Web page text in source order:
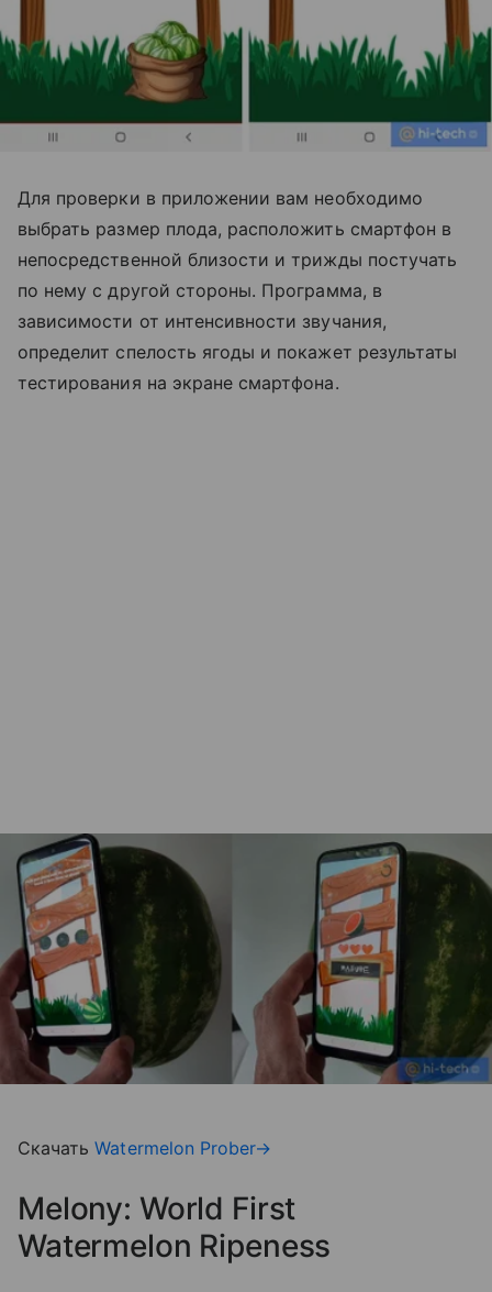
Для проверки в приложении вам необходимо
выбрать размер плода, расположить смартфон в
непосредственной близости и трижды постучать
по нему с другой стороны. Программа, в
зависимости от интенсивности звучания,
определит спелость ягоды и покажет результаты
тестирования на экране смартфона.
СкачатьWatermelon Prober→
Melony: World First
Watermelon Ripeness